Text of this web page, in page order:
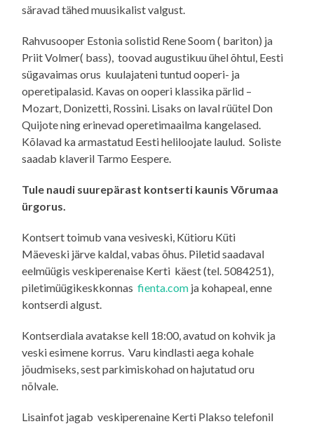
säravad tähed muusikalist valgust.
Rahvusooper Estonia solistid Rene Soom ( bariton) ja
Priit Volmer( bass), toovad augustikuu ühel õhtul, Eesti
sügavaimas orus kuulajateni tuntud ooperi- ja
operetipalasid. Kavas on ooperi klassika pärlid –
Mozart, Donizetti, Rossini. Lisaks on laval rüütel Don
Quijote ning erinevad operetimaailma kangelased.
Kõlavad ka armastatud Eesti heliloojate laulud. Soliste
saadab klaveril Tarmo Eespere.
Tule naudi suurepärast kontserti kaunis Võrumaa
ürgorus.
Kontsert toimub vana vesiveski, Kütioru Küti
Mäeveski järve kaldal, vabas õhus. Piletid saadaval
eelmüügis veskiperenaise Kerti käest (tel. 5084251),
piletimüügikeskkonnasfienta.com ja kohapeal, enne
kontserdi algust.
Kontserdiala avatakse kell 18:00, avatud on kohvik ja
veski esimene korrus. Varu kindlasti aega kohale
jõudmiseks, sest parkimiskohad on hajutatud oru
nõlvale.
Lisainfot jagab veskiperenaine Kerti Plakso telefonil